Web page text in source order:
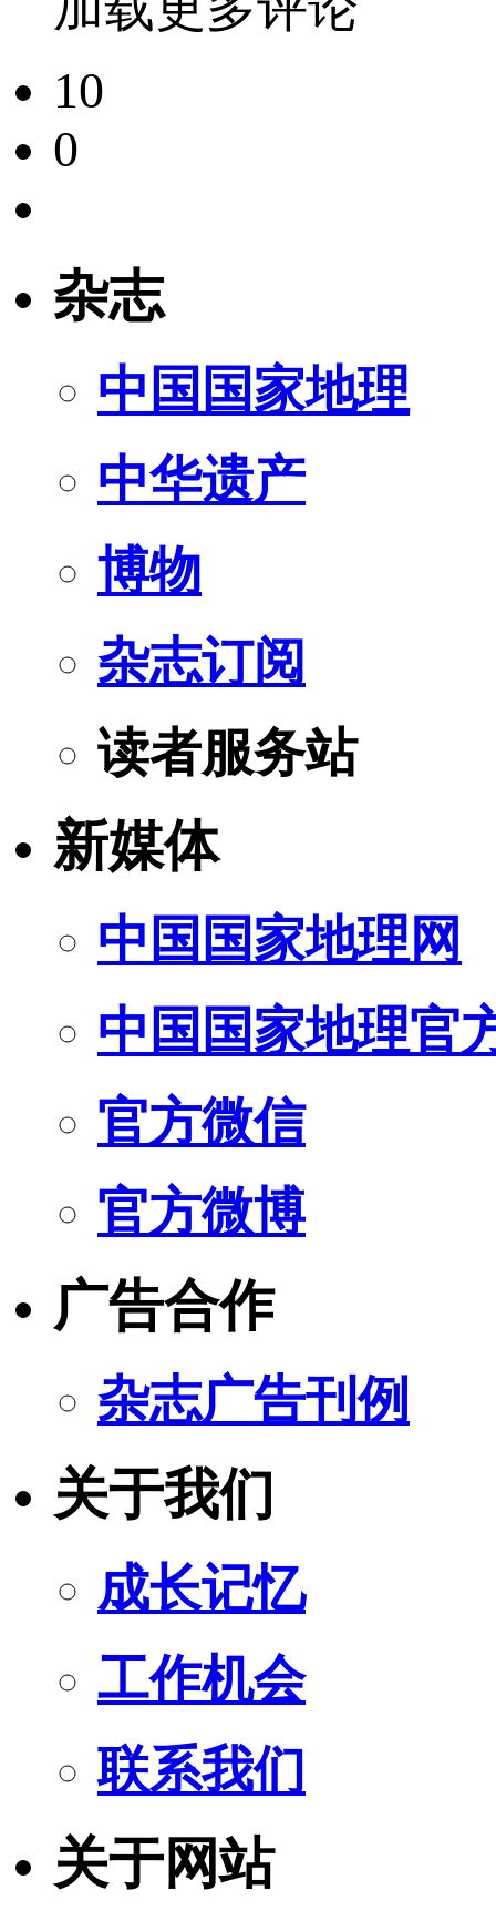
10
0
杂志
中国国家地理
中华遗产
博物
杂志订阅
读者服务站
新媒体
中国国家地理网
中国国家地理官
官方微信
官方微博
广告合作
杂志广告刊例
关于我们
成长记忆
工作机会
联系我们
关于网站